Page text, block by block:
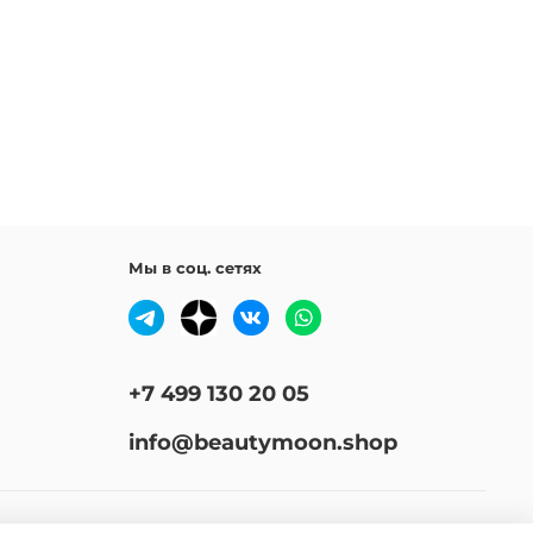
натрия, карбонат натрия, сульфат натрия,
Мы в соц. сетях
+7 499 130 20 05
info@beautymoon.shop